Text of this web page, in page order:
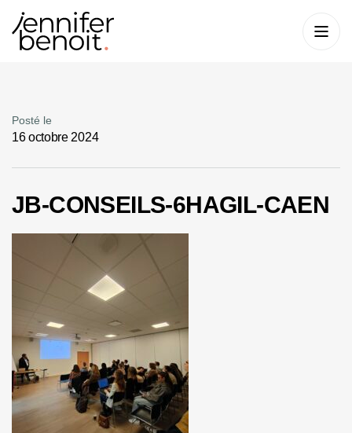
Posté le
16 octobre 2024
JB-CONSEILS-6HAGIL-CAEN